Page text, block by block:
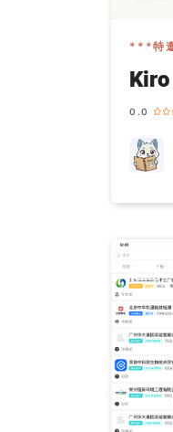
***特
Kiro
0.0